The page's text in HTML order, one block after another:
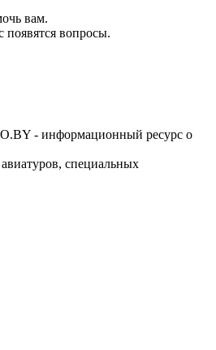
вам.
вопросы.
- информационный ресурс о
специальных